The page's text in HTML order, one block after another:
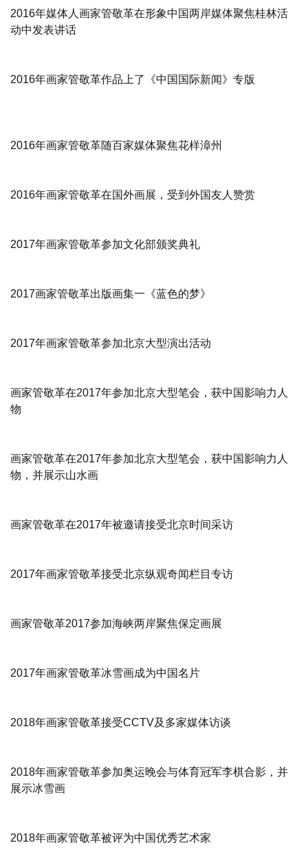
2016年媒体人画家管敬革在形象中国两岸媒体聚焦桂林活
动中发表讲话
2016年画家管敬革作品上了《中国国际新闻》专版
2016年画家管敬革随百家媒体聚焦花样漳州
2016年画家管敬革在国外画展，受到外国友人赞赏
2017年画家管敬革参加文化部颁奖典礼
2017画家管敬革出版画集一《蓝色的梦》
2017年画家管敬革参加北京大型演出活动
画家管敬革在2017年参加北京大型笔会，获中国影响力人
物
画家管敬革在2017年参加北京大型笔会，获中国影响力人
物，并展示山水画
画家管敬革在2017年被邀请接受北京时间采访
2017年画家管敬革接受北京纵观奇闻栏目专访
画家管敬革2017参加海峡两岸聚焦保定画展
2017年画家管敬革冰雪画成为中国名片
2018年画家管敬革接受CCTV及多家媒体访谈
2018年画家管敬革参加奥运晚会与体育冠军李棋合影，并
展示冰雪画
2018年画家管敬革被评为中国优秀艺术家